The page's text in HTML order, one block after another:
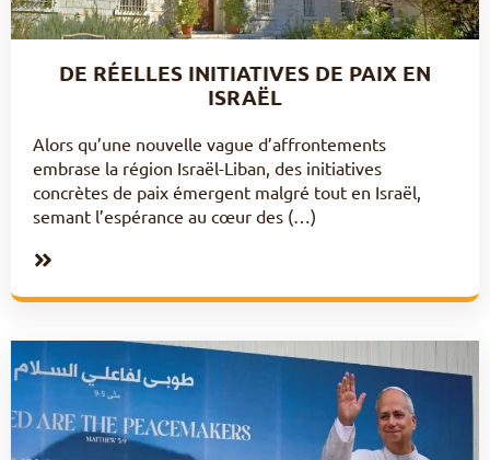
DE RÉELLES INITIATIVES DE PAIX EN
ISRAËL
Alors qu’une nouvelle vague d’affrontements
embrase la région Israël-Liban, des initiatives
concrètes de paix émergent malgré tout en Israël,
semant l’espérance au cœur des (…)